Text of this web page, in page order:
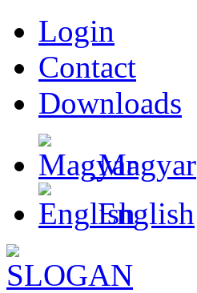
Login
Contact
Downloads
Magyar
English